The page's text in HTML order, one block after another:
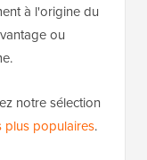
à l'origine du
ou
notre sélection
plus populaires.